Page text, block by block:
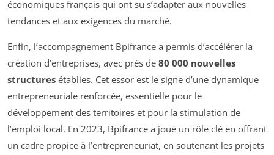
économiques français qui ont su s’adapter aux nouvelles
tendances et aux exigences du marché.
Enfin, l’accompagnement Bpifrance a permis d’accélérer la
création d’entreprises, avec près de 80 000 nouvelles
structures établies. Cet essor est le signe d’une dynamique
entrepreneuriale renforcée, essentielle pour le
développement des territoires et pour la stimulation de
l’emploi local. En 2023, Bpifrance a joué un rôle clé en offrant
un cadre propice à l’entrepreneuriat, en soutenant les projets